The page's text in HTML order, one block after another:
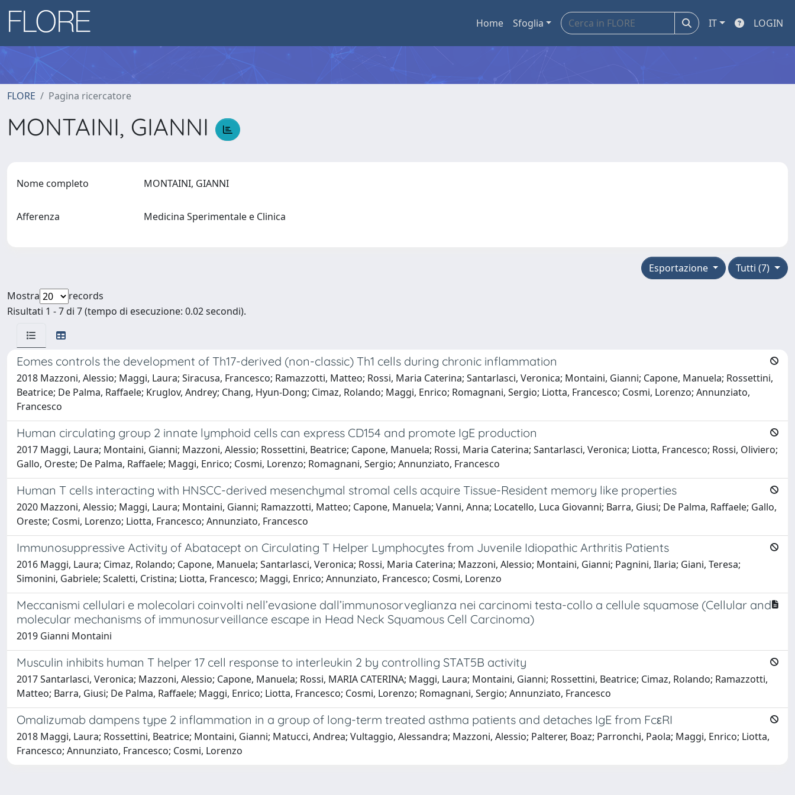
Home Sfoglia IT LOGIN
FLORE Pagina ricercatore
MONTAINI, GIANNI
Nome completo MONTAINI, GIANNI
Afferenza Medicina Sperimentale e Clinica
Tutti (7)
Esportazione
Mostra
records
Risultati 1 - 7 di 7 (tempo di esecuzione: 0.02 secondi).
Eomes controls the development of Th17-derived (non-classic) Th1 cells during chronic inflammation
2018 Mazzoni, Alessio; Maggi, Laura; Siracusa, Francesco; Ramazzotti, Matteo; Rossi, Maria Caterina; Santarlasci, Veronica; Montaini, Gianni; Capone, Manuela; Rossettini,
Beatrice; De Palma, Raffaele; Kruglov, Andrey; Chang, Hyun-Dong; Cimaz, Rolando; Maggi, Enrico; Romagnani, Sergio; Liotta, Francesco; Cosmi, Lorenzo; Annunziato,
Francesco
Human circulating group 2 innate lymphoid cells can express CD154 and promote IgE production
2017 Maggi, Laura; Montaini, Gianni; Mazzoni, Alessio; Rossettini, Beatrice; Capone, Manuela; Rossi, Maria Caterina; Santarlasci, Veronica; Liotta, Francesco; Rossi, Oliviero;
Gallo, Oreste; De Palma, Raffaele; Maggi, Enrico; Cosmi, Lorenzo; Romagnani, Sergio; Annunziato, Francesco
Human T cells interacting with HNSCC-derived mesenchymal stromal cells acquire Tissue-Resident memory like properties
2020 Mazzoni, Alessio; Maggi, Laura; Montaini, Gianni; Ramazzotti, Matteo; Capone, Manuela; Vanni, Anna; Locatello, Luca Giovanni; Barra, Giusi; De Palma, Raffaele; Gallo,
Oreste; Cosmi, Lorenzo; Liotta, Francesco; Annunziato, Francesco
Immunosuppressive Activity of Abatacept on Circulating T Helper Lymphocytes from Juvenile Idiopathic Arthritis Patients
2016 Maggi, Laura; Cimaz, Rolando; Capone, Manuela; Santarlasci, Veronica; Rossi, Maria Caterina; Mazzoni, Alessio; Montaini, Gianni; Pagnini, Ilaria; Giani, Teresa;
Simonini, Gabriele; Scaletti, Cristina; Liotta, Francesco; Maggi, Enrico; Annunziato, Francesco; Cosmi, Lorenzo
Meccanismi cellulari e molecolari coinvolti nell’evasione dall’immunosorveglianza nei carcinomi testa-collo a cellule squamose (Cellular and
molecular mechanisms of immunosurveillance escape in Head Neck Squamous Cell Carcinoma)
2019 Gianni Montaini
Musculin inhibits human T helper 17 cell response to interleukin 2 by controlling STAT5B activity
2017 Santarlasci, Veronica; Mazzoni, Alessio; Capone, Manuela; Rossi, MARIA CATERINA; Maggi, Laura; Montaini, Gianni; Rossettini, Beatrice; Cimaz, Rolando; Ramazzotti,
Matteo; Barra, Giusi; De Palma, Raffaele; Maggi, Enrico; Liotta, Francesco; Cosmi, Lorenzo; Romagnani, Sergio; Annunziato, Francesco
Omalizumab dampens type 2 inflammation in a group of long-term treated asthma patients and detaches IgE from FcεRI
2018 Maggi, Laura; Rossettini, Beatrice; Montaini, Gianni; Matucci, Andrea; Vultaggio, Alessandra; Mazzoni, Alessio; Palterer, Boaz; Parronchi, Paola; Maggi, Enrico; Liotta,
Francesco; Annunziato, Francesco; Cosmi, Lorenzo